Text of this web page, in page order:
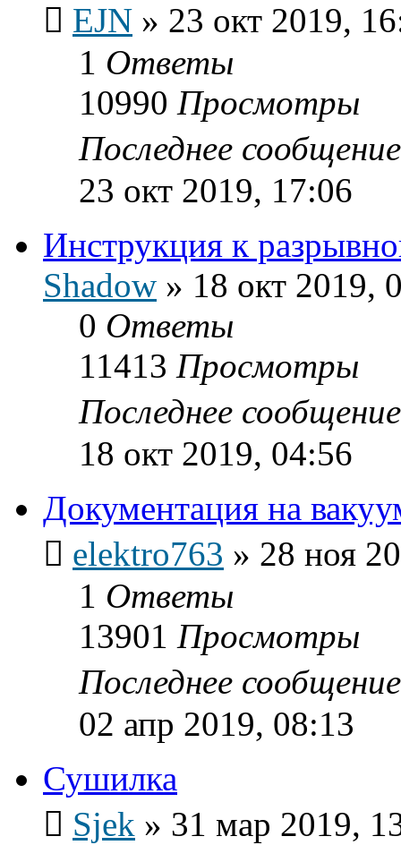
EJN » 23 окт 2019,
1 Ответы
10990 Просмотры
Последнее
23 окт 2019, 17:06
Инструкция к
Shadow » 18 окт 2019,
0 Ответы
11413 Просмотры
Последнее
18 окт 2019, 04:56
Документация на
elektro763 » 28 ноя
1 Ответы
13901 Просмотры
Последнее
02 апр 2019, 08:13
Сушилка
Sjek » 31 мар 2019,